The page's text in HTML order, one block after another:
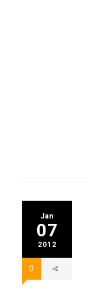
Jan
07
2012
0